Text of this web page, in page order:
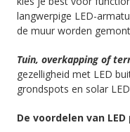
langwerpige LED-
de muur worden
Tuin, overkapping of
gezelligheid met LED
grondspots en solar
De voordelen van